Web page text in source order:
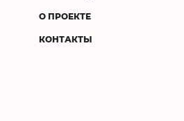
О ПРОЕКТЕ
КОНТАКТЫ